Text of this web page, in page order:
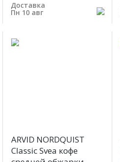
Доставка
Пн 10 авг
ARVID NORDQUIST
Classic Svea кофе